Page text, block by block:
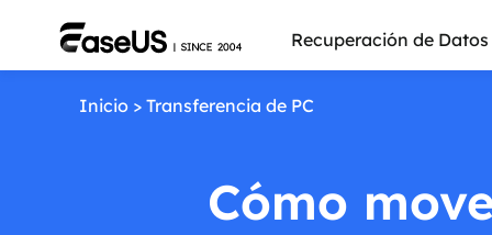
Recuperación de Datos
Inicio > Transferencia de PC
Cómo